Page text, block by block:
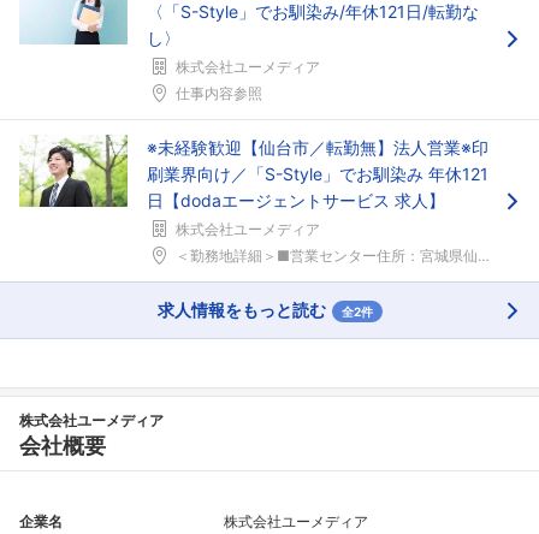
〈「S-Style」でお馴染み/年休121日/転勤な
し〉
株式会社ユーメディア
仕事内容参照
※未経験歓迎【仙台市／転勤無】法人営業※印
刷業界向け／「S-Style」でお馴染み 年休121
日【dodaエージェントサービス 求人】
株式会社ユーメディア
＜勤務地詳細＞■営業センター住所：宮城県仙台市若林...
求人情報をもっと読む 全2件
株式会社ユーメディア
会社概要
企業名 株式会社ユーメディア